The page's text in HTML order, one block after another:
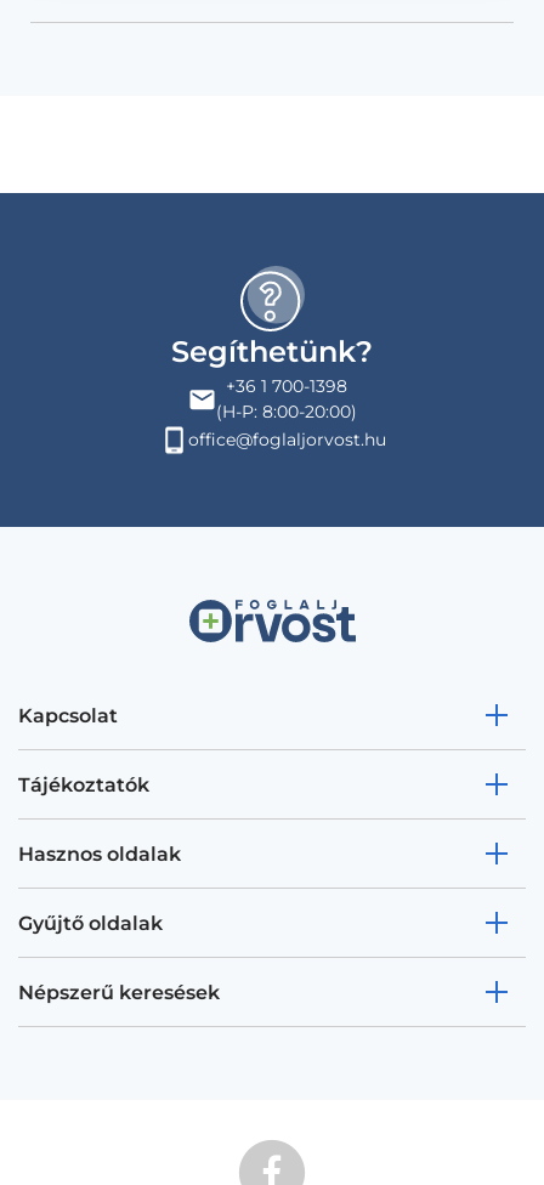
Segíthetünk?
+36 1 700-1398
(H-P: 8:00-20:00)
office@foglaljorvost.hu
Kapcsolat
Tájékoztatók
Hasznos oldalak
Gyűjtő oldalak
Népszerű keresések